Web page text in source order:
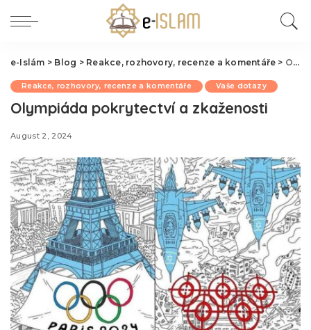
e-Islám > Blog > Reakce, rozhovory, recenze a komentáře > Olympiáda pokrytectví a zkaženosti
Reakce, rozhovory, recenze a komentáře Vaše dotazy
Olympiáda pokrytectví a zkaženosti
August 2, 2024